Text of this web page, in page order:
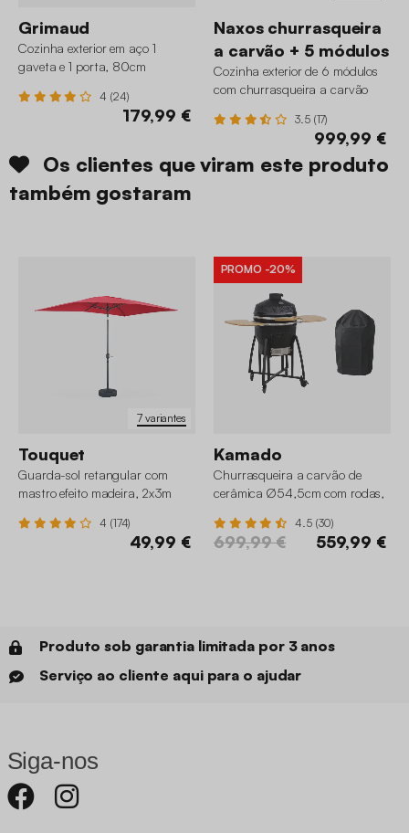
Grimaud
Cozinha exterior em aço 1
gaveta e 1 porta, 80cm
4 (24)
179,99 €
Naxos churrasqueira
a carvão + 5 módulos
Cozinha exterior de 6 módulos
com churrasqueira a carvão
3.5 (17)
999,99 €
Os clientes que viram este produto
também gostaram
7 variantes
Touquet
Guarda-sol retangular com
mastro efeito madeira, 2x3m
4 (174)
49,99 €
PROMO -20%
Kamado
Churrasqueira a carvão de
cerâmica Ø54,5cm com rodas,
4.5 (30)
699,99 € 559,99 €
Produto sob garantia limitada por 3 anos
Serviço ao cliente aqui para o ajudar
Siga-nos